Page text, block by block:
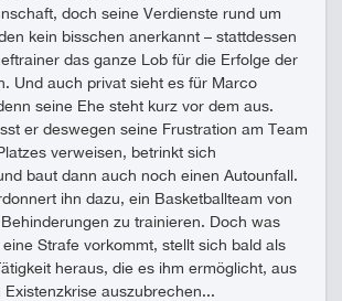
doch seine Verdienste rund um
kein bisschen anerkannt – stattdessen
das ganze Lob für die Erfolge der
Und auch privat sieht es für Marco
seine Ehe steht kurz vor dem aus.
er deswegen seine Frustration am Team
verweisen, betrinkt sich
baut dann auch noch einen Autounfall.
ihn dazu, ein Basketballteam von
zu trainieren. Doch was
Strafe vorkommt, stellt sich bald als
heraus, die es ihm ermöglicht, aus
auszubrechen...